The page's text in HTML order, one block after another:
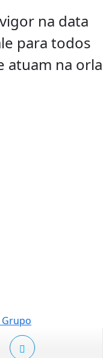
na data
para todos
atuam na orla